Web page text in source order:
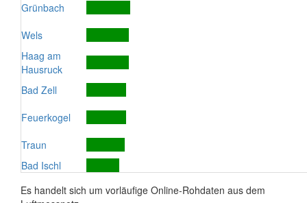
Grünbach
Wels
Haag am
Hausruck
Bad Zell
Feuerkogel
Traun
Bad Ischl
Es handelt sich um vorläufige Online-Rohdaten aus dem